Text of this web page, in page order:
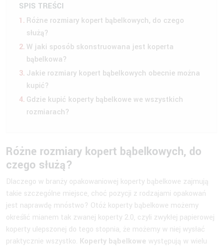
SPIS TREŚCI
Różne rozmiary kopert bąbelkowych, do czego
służą?
W jaki sposób skonstruowana jest koperta
bąbelkowa?
Jakie rozmiary kopert bąbelkowych obecnie można
kupić?
Gdzie kupić koperty bąbelkowe we wszystkich
rozmiarach?
Różne rozmiary kopert bąbelkowych, do
czego służą?
Dlaczego w branży opakowaniowej koperty bąbelkowe zajmują
takie szczególne miejsce, choć pozycji z rodzajami opakowań
jest naprawdę mnóstwo? Otóż koperty bąbelkowe możemy
określić mianem tak zwanej koperty 2.0, czyli zwykłej papierowej
koperty ulepszonej do tego stopnia, że możemy w niej wysłać
praktycznie wszystko. Koperty bąbelkowe występują w wielu